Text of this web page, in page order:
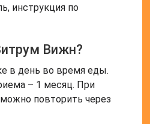
инструкция по
Вижн?
в день во время еды.
– 1 месяц. При
повторить через